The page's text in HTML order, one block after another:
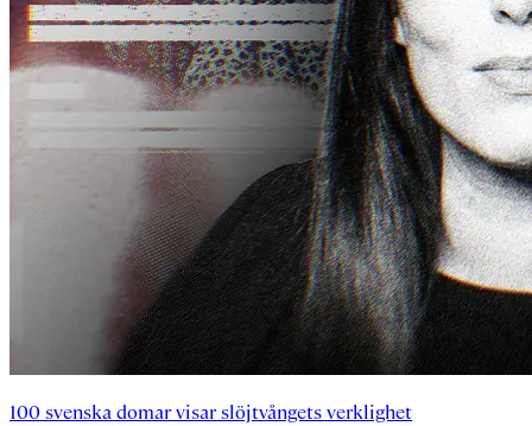
100 svenska domar visar slöjtvångets verklighet